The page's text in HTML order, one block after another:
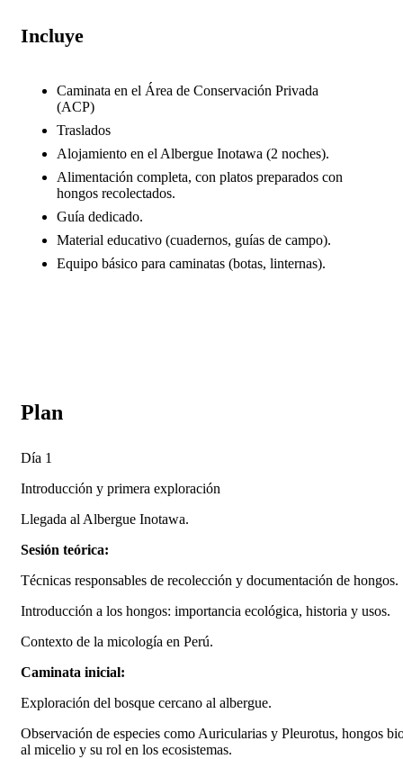
Incluye
Caminata en el Área de Conservación Privada
(ACP)
Traslados
Alojamiento en el Albergue Inotawa (2 noches).
Alimentación completa, con platos preparados con
hongos recolectados.
Guía dedicado.
Material educativo (cuadernos, guías de campo).
Equipo básico para caminatas (botas, linternas).
Plan
Día 1
Introducción y primera exploración
Llegada al Albergue Inotawa.
Sesión teórica:
Técnicas responsables de recolección y documentación de hongos.
Introducción a los hongos: importancia ecológica, historia y usos.
Contexto de la micología en Perú.
Caminata inicial:
Exploración del bosque cercano al albergue.
Observación de especies como Auricularias y Pleurotus, hongos
al micelio y su rol en los ecosistemas.